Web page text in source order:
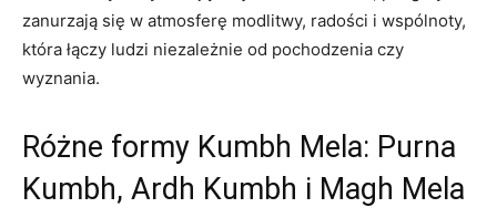
zanurzają się w atmosferę modlitwy, radości i wspólnoty,
która łączy ludzi niezależnie od pochodzenia czy
wyznania.
Różne formy Kumbh Mela: Purna
Kumbh, Ardh Kumbh i Magh Mela